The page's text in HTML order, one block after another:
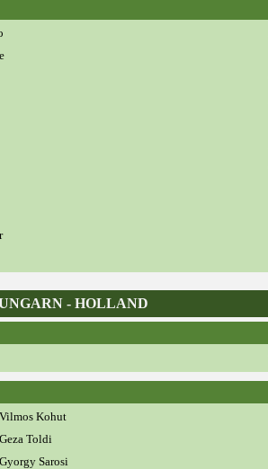
- HOLLAND
Vilmos Kohut
Geza Toldi
Gyorgy Sarosi